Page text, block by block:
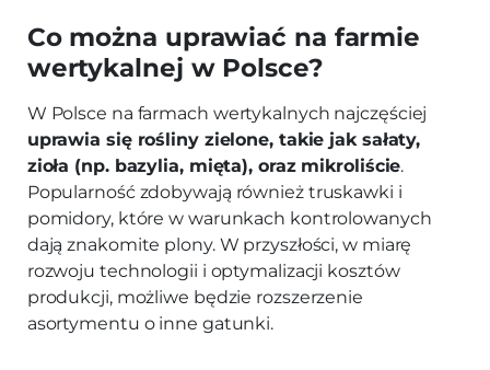
Co można uprawiać na farmie
wertykalnej w Polsce?
W Polsce na farmach wertykalnych najczęściej
uprawia się rośliny zielone, takie jak sałaty,
zioła (np. bazylia, mięta), oraz mikroliście.
Popularność zdobywają również truskawki i
pomidory, które w warunkach kontrolowanych
dają znakomite plony. W przyszłości, w miarę
rozwoju technologii i optymalizacji kosztów
produkcji, możliwe będzie rozszerzenie
asortymentu o inne gatunki.